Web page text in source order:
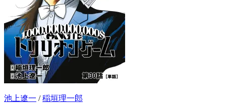
池上遼一 /稲垣理一郎